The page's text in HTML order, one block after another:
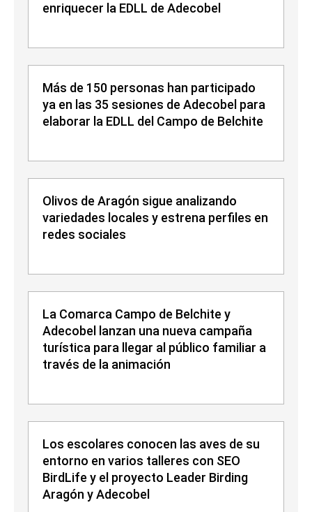
enriquecer la EDLL de Adecobel
Más de 150 personas han participado
ya en las 35 sesiones de Adecobel para
elaborar la EDLL del Campo de Belchite
Olivos de Aragón sigue analizando
variedades locales y estrena perfiles en
redes sociales
La Comarca Campo de Belchite y
Adecobel lanzan una nueva campaña
turística para llegar al público familiar a
través de la animación
Los escolares conocen las aves de su
entorno en varios talleres con SEO
BirdLife y el proyecto Leader Birding
Aragón y Adecobel